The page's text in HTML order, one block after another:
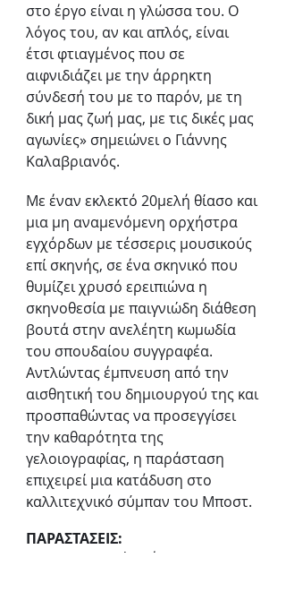
στο έργο είναι η γλώσσα του. Ο
λόγος του, αν και απλός, είναι
έτσι φτιαγμένος που σε
αιφνιδιάζει με την άρρηκτη
σύνδεσή του με το παρόν, με τη
δική μας ζωή μας, με τις δικές μας
αγωνίες» σημειώνει ο Γιάννης
Καλαβριανός.
Με έναν εκλεκτό 20μελή θίασο και
μια μη αναμενόμενη ορχήστρα
εγχόρδων με τέσσερις μουσικούς
επί σκηνής, σε ένα σκηνικό που
θυμίζει χρυσό ερειπιώνα η
σκηνοθεσία με παιγνιώδη διάθεση
βουτά στην ανελέητη κωμωδία
του σπουδαίου συγγραφέα.
Αντλώντας έμπνευση από την
αισθητική του δημιουργού της και
προσπαθώντας να προσεγγίσει
την καθαρότητα της
γελοιογραφίας, η παράσταση
επιχειρεί μια κατάδυση στο
καλλιτεχνικό σύμπαν του Μποστ.
ΠΑΡΑΣΤΑΣΕΙΣ:
08-09/07 Αρχαίο Θέατρο